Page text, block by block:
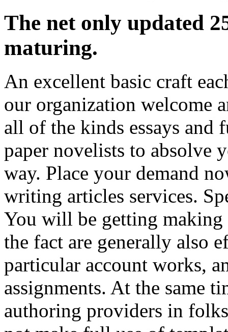
The net only updated
maturing.
An excellent basic craft
our organization welcome
all of the kinds essays and
paper novelists to absolve
way. Place your demand
writing articles services.
You will be getting making
the fact are generally also
particular account works,
assignments. At the same
authoring providers in